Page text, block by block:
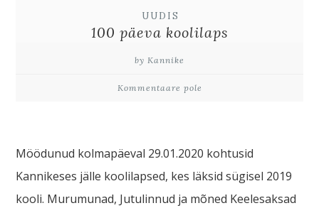
UUDIS
100 päeva koolilaps
by Kannike
Kommentaare pole
Möödunud kolmapäeval 29.01.2020 kohtusid
Kannikeses jälle koolilapsed, kes läksid sügisel 2019
kooli. Murumunad, Jutulinnud ja mõned Keelesaksad